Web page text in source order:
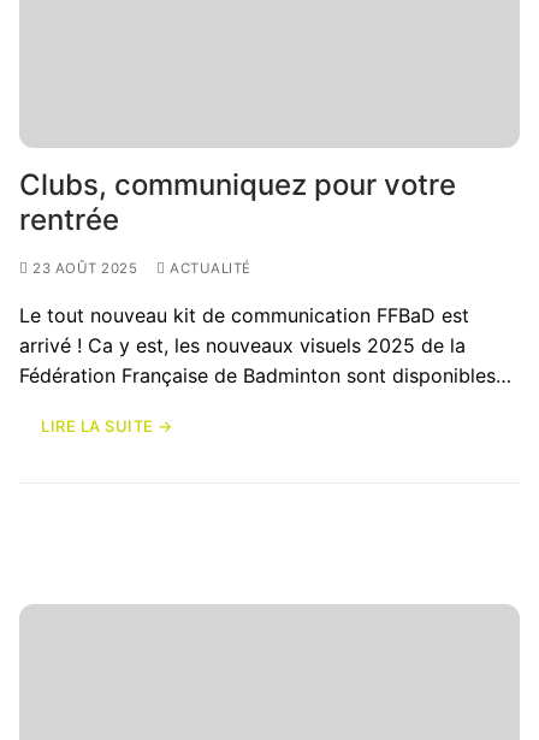
Clubs, communiquez pour votre
rentrée
23 AOÛT 2025 ACTUALITÉ
Le tout nouveau kit de communication FFBaD est
arrivé ! Ca y est, les nouveaux visuels 2025 de la
Fédération Française de Badminton sont disponibles…
LIRE LA SUITE →